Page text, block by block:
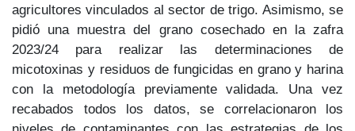
agricultores vinculados al sector de trigo. Asimismo, se
pidió una muestra del grano cosechado en la zafra
2023/24 para realizar las determinaciones de
micotoxinas y residuos de fungicidas en grano y harina
con la metodología previamente validada. Una vez
recabados todos los datos, se correlacionaron los